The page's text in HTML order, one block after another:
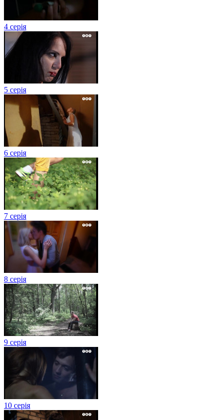
4 серія
5 серія
6 серія
7 серія
8 серія
9 серія
10 серія